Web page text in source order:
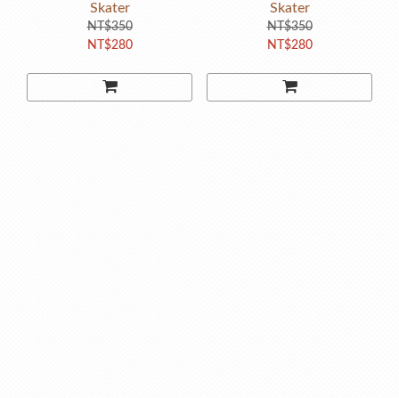
Skater
NT$350
NT$280
Skater
NT$350
NT$280